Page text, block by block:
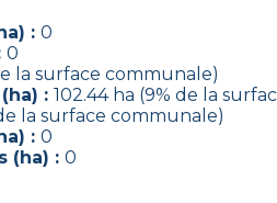
: 0
0
la surface communale)
: 102.44 ha (9% de la
la surface communale)
: 0
(ha) : 0